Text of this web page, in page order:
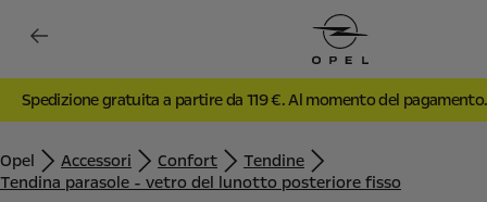
Spedizione gratuita a partire da 119 €. Al momento del pagamento.
Opel Accessori Confort
Tendine
Tendina parasole - vetro del lunotto posteriore fisso